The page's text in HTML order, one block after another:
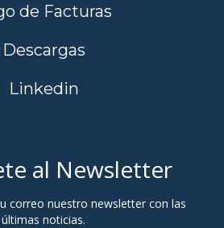
de Facturas
Descargas
Linkedin
al Newsletter
correo nuestro newsletter con las
últimas noticias.